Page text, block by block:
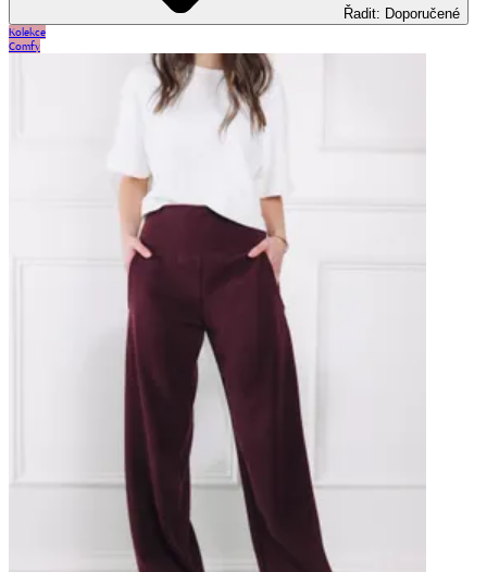
Řadit: Doporučené
Kolekce
Comfy